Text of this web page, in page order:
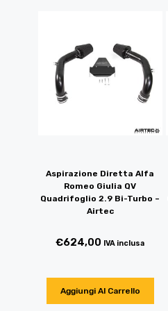
Aspirazione Diretta Alfa
Romeo Giulia QV
Quadrifoglio 2.9 Bi-Turbo –
Airtec
€624,00 IVA inclusa
Aggiungi Al Carrello